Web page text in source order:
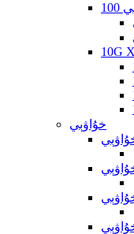
10G
خۇاۋېي